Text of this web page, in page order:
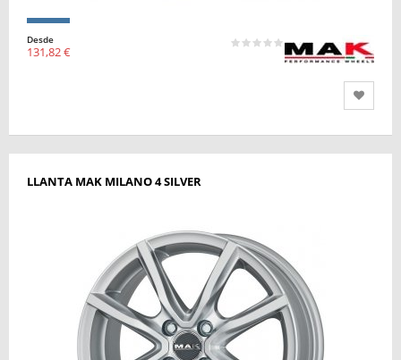
Desde
131,82 €
LLANTA MAK MILANO 4 SILVER